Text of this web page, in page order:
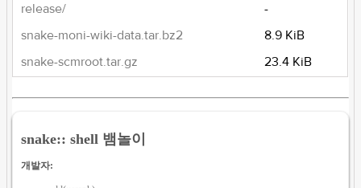
release/
-
snake-moni-wiki-data.tar.bz2
8.9 KiB
snake-scmroot.tar.gz
23.4 KiB
snake:: shell 뱀놀이
개발자: